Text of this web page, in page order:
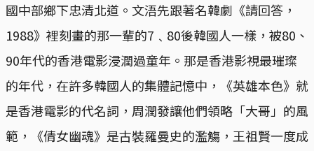
國中部鄉下忠清北道。文浯先跟著名韓劇《請回答，
1988》裡刻畫的那一輩的7﹑80後韓國人一樣，被80、
90年代的香港電影浸潤過童年。那是香港影視最璀璨
的年代，在許多韓國人的集體記憶中，《英雄本色》就
是香港電影的代名詞，周潤發讓他們領略「大哥」的風
範，《倩女幽魂》是古裝羅曼史的濫觴，王祖賢一度成